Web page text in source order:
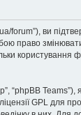
forum”), ви
право
користування
“phpBB
GPL для